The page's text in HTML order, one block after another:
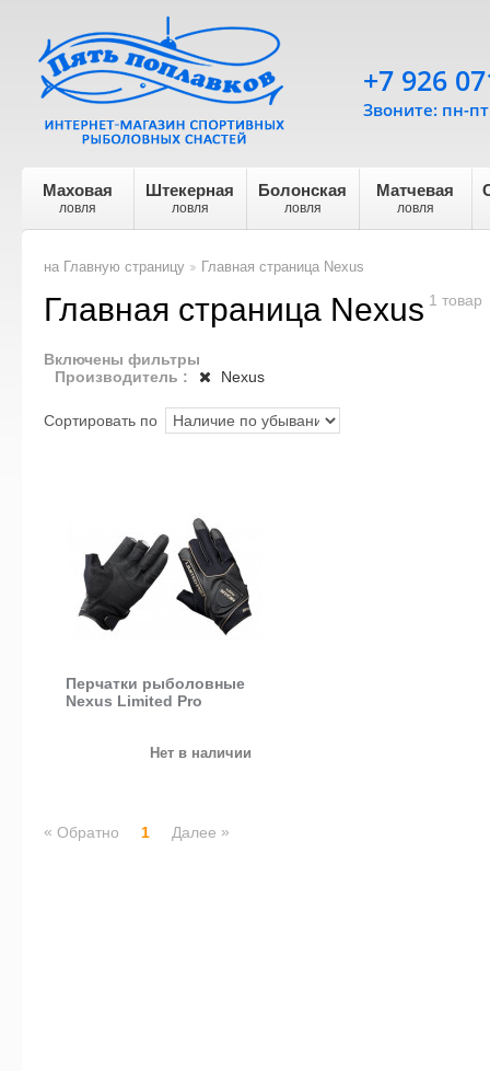
Маховая
ловля
Штекерная
ловля
Болонская
ловля
Матчевая
ловля
+7 926
Звоните: пн-
на Главную страницу
Главная страница Nexus
Главная страница Nexus 1 товар
Включены фильтры
Производитель :
Nexus
Сортировать по
Перчатки рыболовные
Nexus Limited Pro
Нет в наличии
« Обратно 1 Далее »